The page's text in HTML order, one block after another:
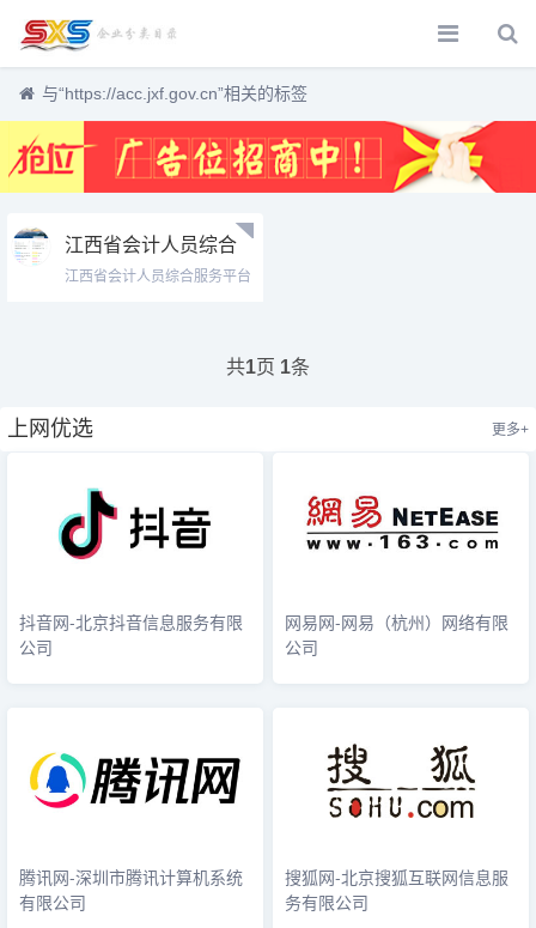
与“https://acc.jxf.gov.cn”相关的标签
江西省会计人员综合
服务平台入口
江西省会计人员综合服务平台
共1页 1条
上网优选 更多+
抖音网-北京抖音信息服务有限
公司
网易网-网易（杭州）网络有限
公司
腾讯网-深圳市腾讯计算机系统
有限公司
搜狐网-北京搜狐互联网信息服
务有限公司